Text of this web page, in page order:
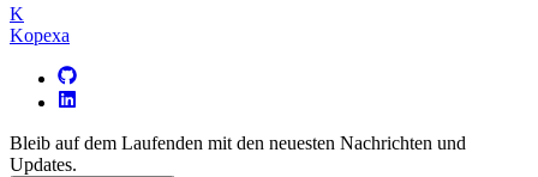
K
Kopexa
Bleib auf dem Laufenden mit den neuesten Nachrichten und
Updates.